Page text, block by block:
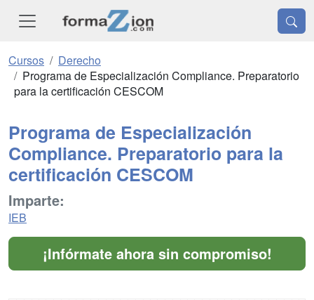
Cursos
Derecho
Programa de Especialización Compliance. Preparatorio
para la certificación CESCOM
Programa de Especialización
Compliance. Preparatorio para la
certificación CESCOM
Imparte:
IEB
¡Infórmate ahora sin compromiso!